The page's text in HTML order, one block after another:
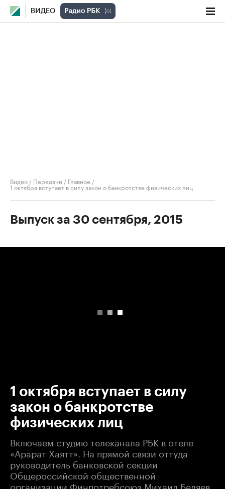
ВИДЕО
Видео / Передачи / Главное /
1 октября вступает в силу закон о банкротстве физических лиц
Выпуск за 30 сентября, 2015
1 октября вступает в силу
закон о банкротстве
физических лиц
Включаем студию телеканала РБК в отеле
«Арарат Хаятт». На прямой связи оттуда
руководитель банковской секции
Общероссийской общественной
организации Финпотребсоюз Михаил Беляев.